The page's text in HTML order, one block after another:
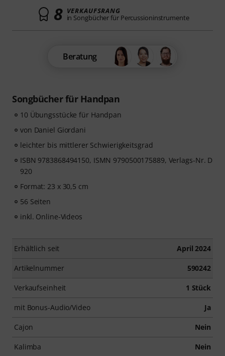
Songbücher für Handpan
10 Übungsstücke für Handpan
von Daniel Giordani
leichter bis mittlerer Schwierigkeitsgrad
ISBN 9783868494150, ISMN 9790500175889, Verlags-Nr. D
920
Format: 23 x 30,5 cm
56 Seiten
inkl. Online-Videos
Erhältlich seit April 2024
Artikelnummer 590242
Verkaufseinheit 1 Stück
mit Bonus-Audio/Video Ja
Cajon Nein
Kalimba Nein
8 VERKAUFSRANG
in Songbücher für Percussioninstrumente
Beratung